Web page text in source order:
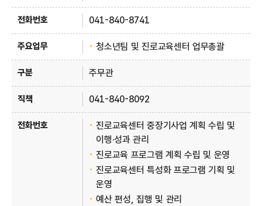
041-840-8741
청소년팀 및 진로교육센터 업무총괄
주무관
041-840-8092
진로교육센터 중장기사업 계획 수립 및
이행·성과 관리
진로교육 프로그램 계획 수립 및 운영
진로교육센터 특성화 프로그램 기획 및
운영
예산 편성, 집행 및 관리